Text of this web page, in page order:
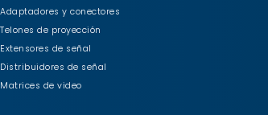
Adaptadores y conectores
Telones de proyección
Extensores de señal
Distribuidores de señal
Matrices de video